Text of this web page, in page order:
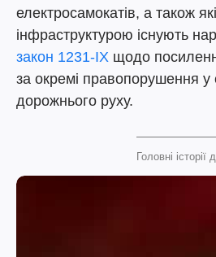
електросамокатів, а також
інфраструктурою існують
закон 1231-IX щодо
за окремі правопорушення у
дорожнього руху.
Головні історії